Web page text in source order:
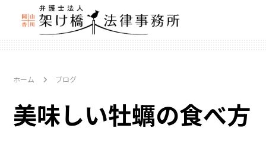
ホーム ブログ
美味しい牡蠣の食べ方